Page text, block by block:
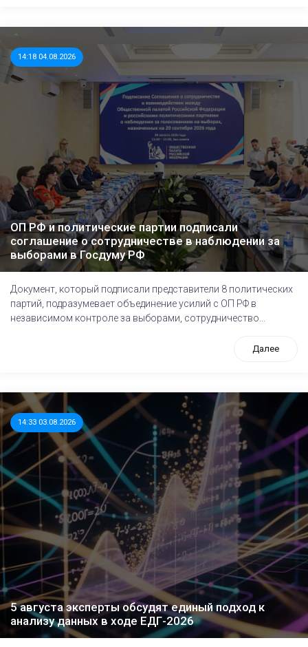
14:18 04.08.2026
ОП РФ и политические партии подписали
соглашение о сотрудничестве в наблюдении за
выборами в Госдуму РФ
Документ, который подписали представители 8 политических
партий, подразумевает объединение усилий с ОП РФ в
независимом контроле за выборами, сотрудничество...
Далее
14:33 03.08.2026
5 августа эксперты обсудят единый подход к
анализу данных в ходе ЕДГ-2026